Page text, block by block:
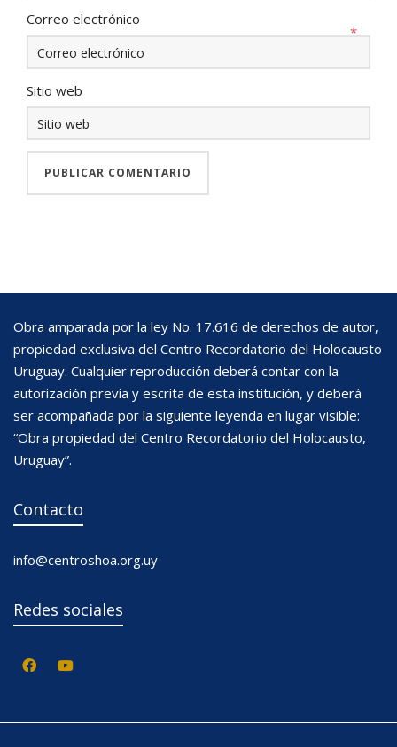
Correo electrónico
*
Sitio web
Obra amparada por la ley No. 17.616 de derechos de autor,
propiedad exclusiva del Centro Recordatorio del Holocausto
Uruguay. Cualquier reproducción deberá contar con la
autorización previa y escrita de esta institución, y deberá
ser acompañada por la siguiente leyenda en lugar visible:
“Obra propiedad del Centro Recordatorio del Holocausto,
Uruguay”.
Contacto
info@centroshoa.org.uy
Redes sociales